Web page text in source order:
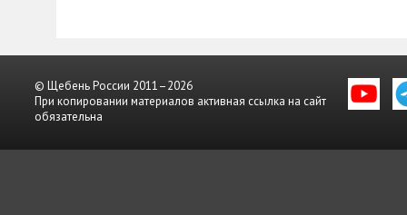
© Щебень России 2011–2026
При копировании материалов активная ссылка на сайт
обязательна